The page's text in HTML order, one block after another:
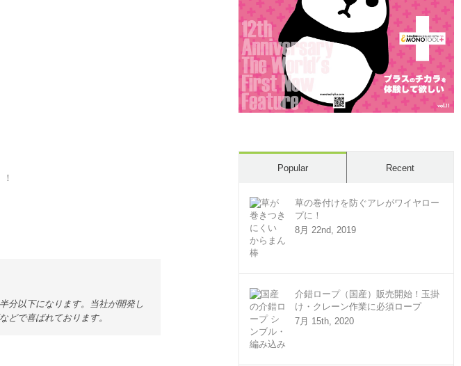
分以下になります。当社が開発し
どで喜ばれております。
Popular Recent
草の巻付けを防ぐアレがワイヤロー
プに！
8月 22nd, 2019
介錯ロープ（国産）販売開始！玉掛
け・クレーン作業に必須ロープ
7月 15th, 2020